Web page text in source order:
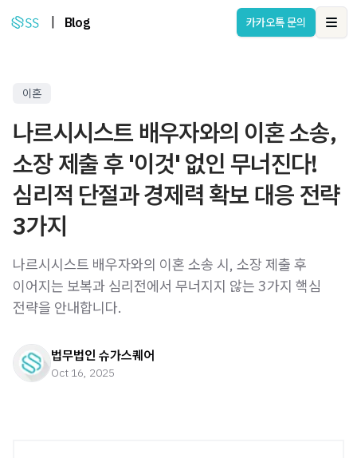
Blog 카카오톡 문의
이혼
나르시시스트 배우자와의 이혼 소송,
소장 제출 후 '이것' 없인 무너진다!
심리적 단절과 경제력 확보 대응 전략
3가지
나르시시스트 배우자와의 이혼 소송 시, 소장 제출 후
이어지는 보복과 심리전에서 무너지지 않는 3가지 핵심
전략을 안내합니다.
법무법인 슈가스퀘어
Oct 16, 2025